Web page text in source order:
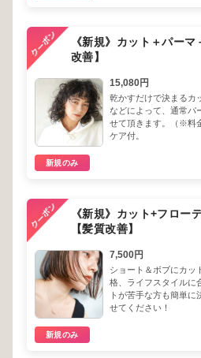
《新規》カット＋パー
改善】
15,080円
乾かすだけで決まるカ
などによって、通常パ
せて頂きます。（※料
ケア付。
新規のみ
《新規》カット+フロー
【髪質改善】
7,500円
ショート＆ボブにカッ
格、ライフスタイルに
トが苦手な方も簡単に
せてください！
新規のみ